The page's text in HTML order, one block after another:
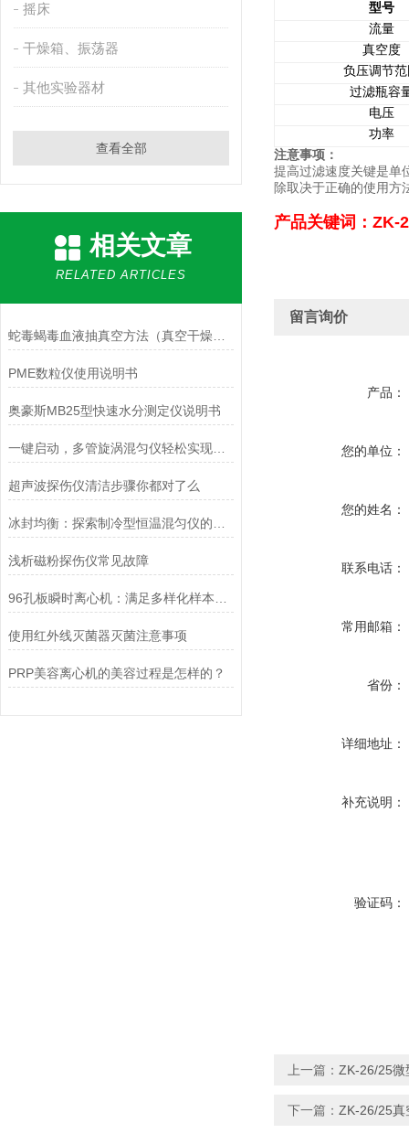
摇床
干燥箱、振荡器
其他实验器材
查看全部
相关文章
RELATED ARTICLES
PME数粒仪使用说明书
奥豪斯MB25型快速水分测定仪说明书
一键启动，多管旋涡混匀仪轻松实现样品均匀混合
超声波探伤仪清洁步骤你都对了么
浅析磁粉探伤仪常见故障
使用红外线灭菌器灭菌注意事项
PRP美容离心机的美容过程是怎样的？
型号
流量
真空度
负压调节
过滤瓶容
电压
功率
注意事项：
提高过滤速度关键是单
除取决于正确的使用方
产品关键词：
留言询价
产品：
您的单位：
您的姓名：
联系电话：
常用邮箱：
省份：
详细地址：
补充说明：
验证码：
上一篇： ZK-26/25微
下一篇： ZK-26/25真